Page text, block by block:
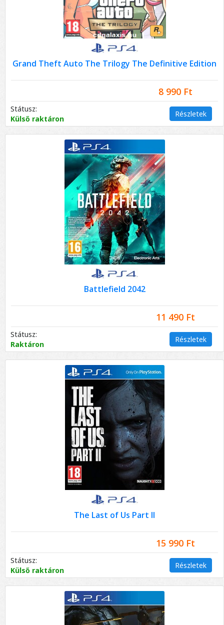
Grand Theft Auto The Trilogy The Definitive Edition
8 990 Ft
Státusz:
Külső raktáron
Részletek
Battlefield 2042
11 490 Ft
Státusz:
Raktáron
Részletek
The Last of Us Part II
15 990 Ft
Státusz:
Külső raktáron
Részletek